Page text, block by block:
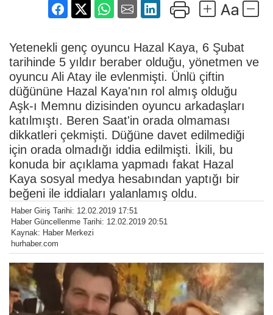
Yetenekli genç oyuncu Hazal Kaya, 6 Şubat
tarihinde 5 yıldır beraber olduğu, yönetmen ve
oyuncu Ali Atay ile evlenmişti. Ünlü çiftin
düğününe Hazal Kaya'nın rol almış olduğu
Aşk-ı Memnu dizisinden oyuncu arkadaşları
katılmıştı. Beren Saat'in orada olmaması
dikkatleri çekmişti. Düğüne davet edilmediği
için orada olmadığı iddia edilmişti. İkili, bu
konuda bir açıklama yapmadı fakat Hazal
Kaya sosyal medya hesabından yaptığı bir
beğeni ile iddiaları yalanlamış oldu.
Haber Giriş Tarihi: 12.02.2019 17:51
Haber Güncellenme Tarihi: 12.02.2019 20:51
Kaynak: Haber Merkezi
hurhaber.com